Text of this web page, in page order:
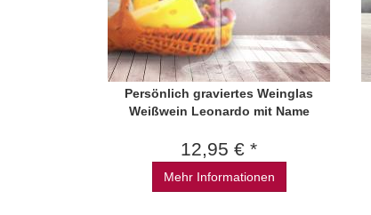
Persönlich graviertes Weinglas
Weißwein Leonardo mit Name
12,95 € *
Mehr Informationen